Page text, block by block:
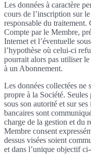
Les données à caractère
cours de l’inscription sur
responsable du traitement.
Compte par le Membre,
Internet et l’éventuelle
l’hypothèse où celui-ci
pourrait alors pas utiliser
à un Abonnement.
Les données collectées ne
propre à la Société. Seules
sous son autorité et sur
bancaires sont
charge de la gestion et du
Membre consent
dessus visées soient
et dans l’unique objectif